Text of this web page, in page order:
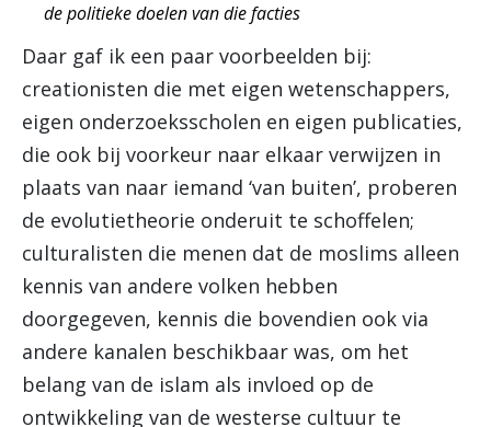
de politieke doelen van die facties
Daar gaf ik een paar voorbeelden bij:
creationisten die met eigen wetenschappers,
eigen onderzoeksscholen en eigen publicaties,
die ook bij voorkeur naar elkaar verwijzen in
plaats van naar iemand ‘van buiten’, proberen
de evolutietheorie onderuit te schoffelen;
culturalisten die menen dat de moslims alleen
kennis van andere volken hebben
doorgegeven, kennis die bovendien ook via
andere kanalen beschikbaar was, om het
belang van de islam als invloed op de
ontwikkeling van de westerse cultuur te